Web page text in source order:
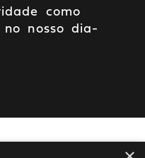
como
nosso dia-